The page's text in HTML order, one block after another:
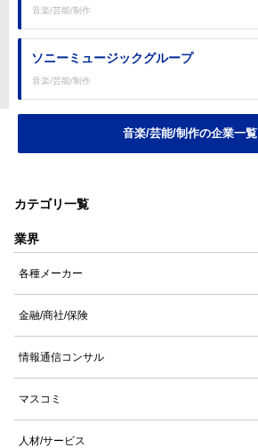
音楽/芸能/制作
ソニーミュージックグループ
音楽/芸能/制作
音楽/芸能/制作の企業一覧
カテゴリ一覧
業界
各種メーカー
金融/商社/保険
情報通信コンサル
マスコミ
人材/サービス